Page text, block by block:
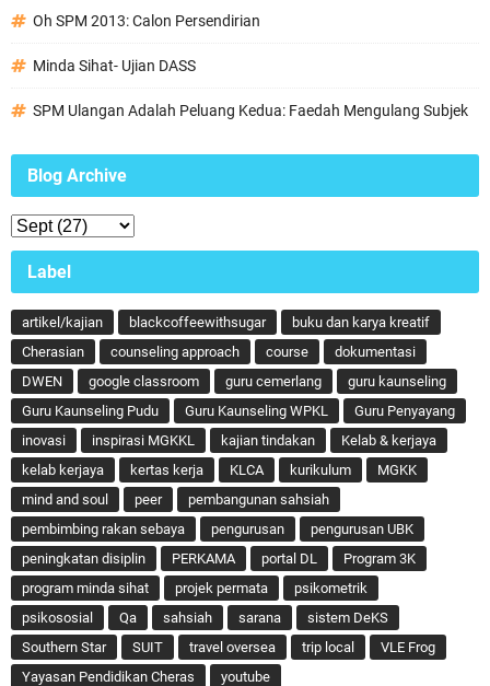
Oh SPM 2013: Calon Persendirian
Minda Sihat- Ujian DASS
SPM Ulangan Adalah Peluang Kedua: Faedah Mengulang Subjek
Blog Archive
Label
artikel/kajian blackcoffeewithsugar
buku dan karya kreatif
Cherasian
counseling approach course
dokumentasi
DWEN
google classroom guru cemerlang
guru kaunseling
Guru Kaunseling Pudu
Guru Kaunseling WPKL
Guru Penyayang
inovasi
inspirasi MGKKL kajian tindakan
Kelab & kerjaya
kelab kerjaya
kertas kerja KLCA kurikulum
MGKK
mind and soul
peer
pembangunan sahsiah
pembimbing rakan sebaya
pengurusan
pengurusan UBK
peningkatan disiplin
PERKAMA portal DL
Program 3K
program minda sihat
projek permata
psikometrik
psikososial
Qa sahsiah sarana
sistem DeKS
Southern Star
SUIT travel oversea trip local
VLE Frog
Yayasan Pendidikan Cheras
youtube